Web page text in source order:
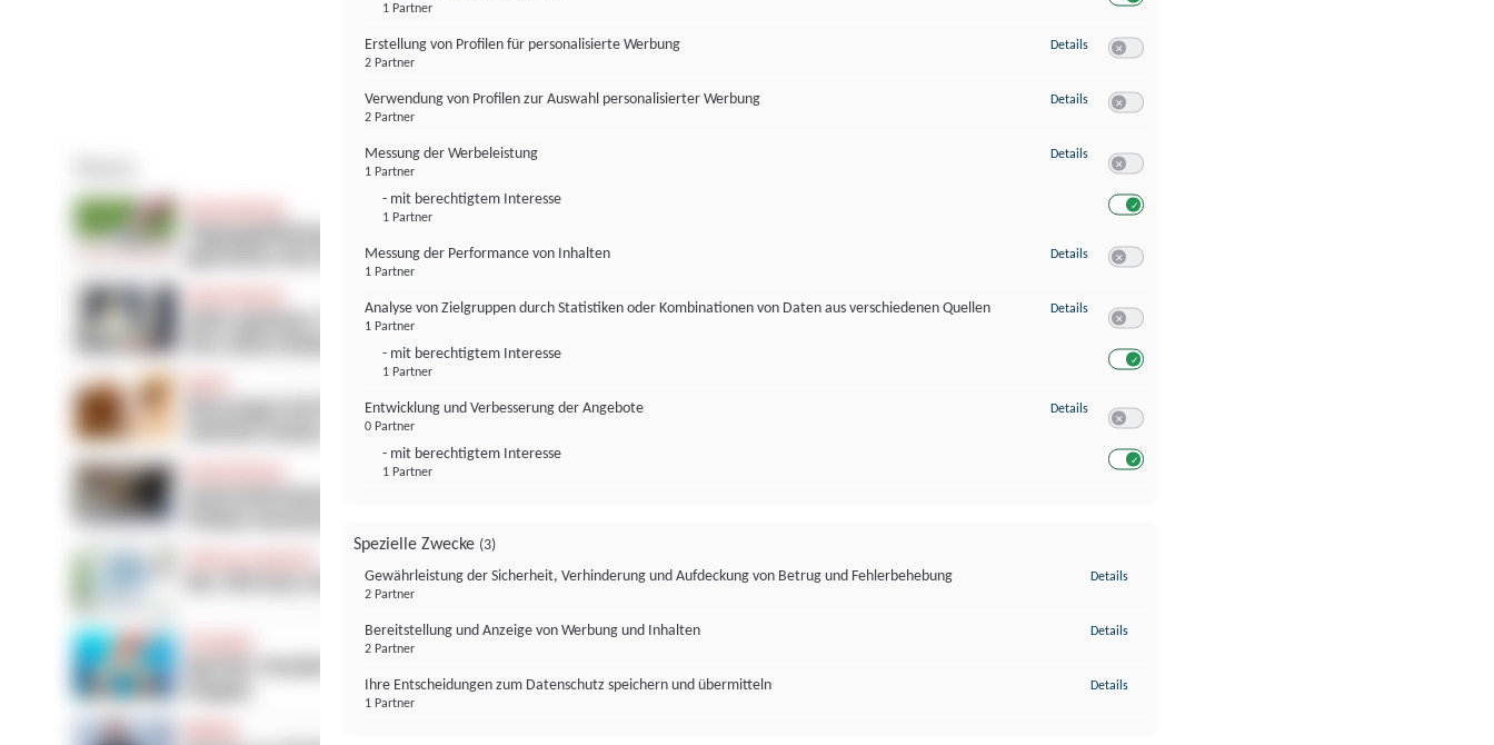
1 Partner
Erstellung von Profilen für personalisierte Werbung
2 Partner
Details zu Erstellung von Profilen für personalisierte Werbung
Verwendung von Profilen zur Auswahl personalisierter Werbung
2 Partner
Details zu Verwendung von Profilen zur Auswahl personalisierter Werbung
Messung der Werbeleistung
1 Partner
- mit berechtigtem Interesse
1 Partner
Details zu Messung der Werbeleistung
Messung der Performance von Inhalten
1 Partner
Details zu Messung der Performance von Inhalten
Analyse von Zielgruppen durch Statistiken oder Kombinationen von Daten aus verschiedenen Quellen
1 Partner
- mit berechtigtem Interesse
1 Partner
Details zu Analyse von Zielgruppen durch Statistiken oder Kombinationen von
Entwicklung und Verbesserung der Angebote
0 Partner
- mit berechtigtem Interesse
1 Partner
Details zu Entwicklung und Verbesserung der Angebote
Spezielle Zwecke (3)
Gewährleistung der Sicherheit, Verhinderung und Aufdeckung von Betrug und Fehlerbehebung
2 Partner
Details
Bereitstellung und Anzeige von Werbung und Inhalten
2 Partner
Details
Ihre Entscheidungen zum Datenschutz speichern und übermitteln
1 Partner
Details